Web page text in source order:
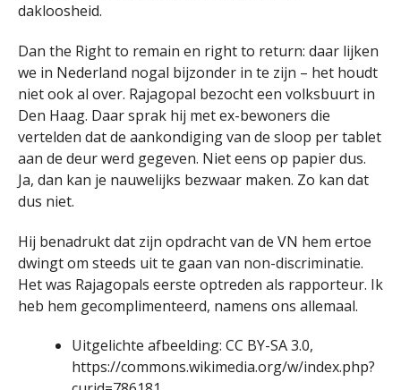
dakloosheid.
Dan the Right to remain en right to return: daar lijken
we in Nederland nogal bijzonder in te zijn – het houdt
niet ook al over. Rajagopal bezocht een volksbuurt in
Den Haag. Daar sprak hij met ex-bewoners die
vertelden dat de aankondiging van de sloop per tablet
aan de deur werd gegeven. Niet eens op papier dus.
Ja, dan kan je nauwelijks bezwaar maken. Zo kan dat
dus niet.
Hij benadrukt dat zijn opdracht van de VN hem ertoe
dwingt om steeds uit te gaan van non-discriminatie.
Het was Rajagopals eerste optreden als rapporteur. Ik
heb hem gecomplimenteerd, namens ons allemaal.
Uitgelichte afbeelding: CC BY-SA 3.0,
https://commons.wikimedia.org/w/index.php?